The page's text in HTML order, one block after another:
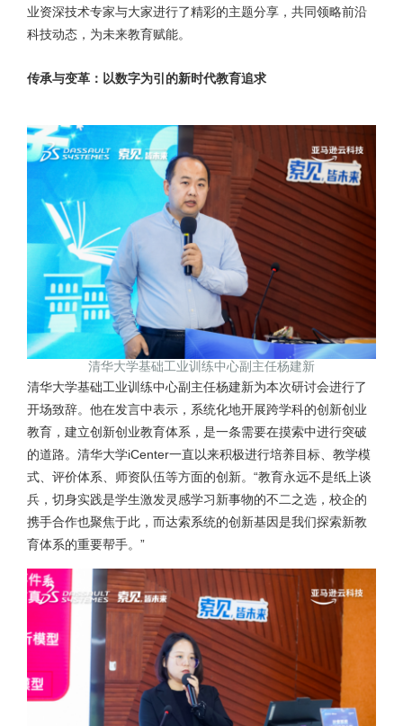
业资深技术专家与大家进行了精彩的主题分享，共同领略前沿
科技动态，为未来教育赋能。
传承与变革：以数字为引的新时代教育追求
清华大学基础工业训练中心副主任杨建新
清华大学基础工业训练中心副主任杨建新为本次研讨会进行了
开场致辞。他在发言中表示，系统化地开展跨学科的创新创业
教育，建立创新创业教育体系，是一条需要在摸索中进行突破
的道路。清华大学iCenter一直以来积极进行培养目标、教学模
式、评价体系、师资队伍等方面的创新。“教育永远不是纸上谈
兵，切身实践是学生激发灵感学习新事物的不二之选，校企的
携手合作也聚焦于此，而达索系统的创新基因是我们探索新教
育体系的重要帮手。”